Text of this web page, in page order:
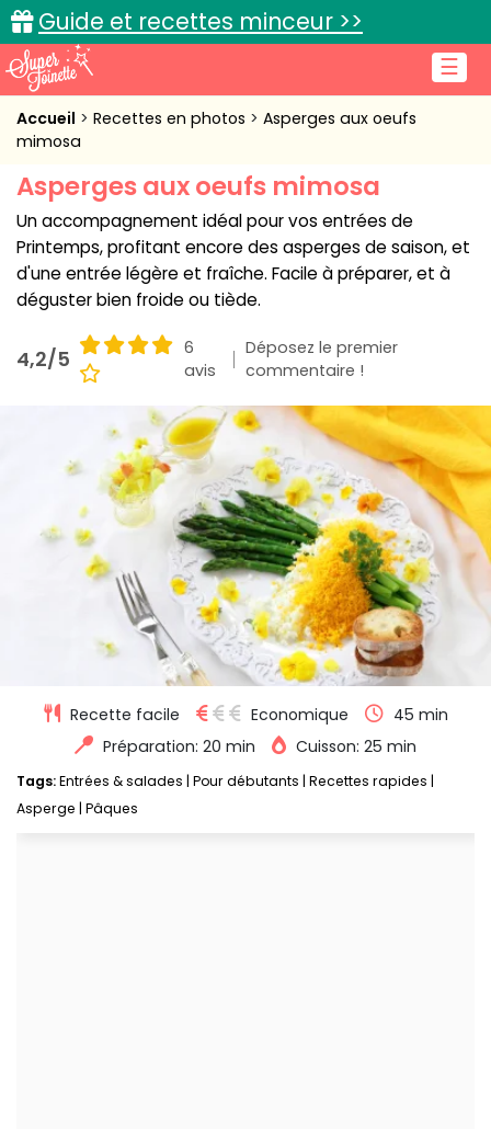
☰
Guide et recettes minceur >>
Accueil
Cuisine pratique
L'actu cuisine
Connexion
Accueil Recettes en photos
Asperges aux oeufs
mimosa
Asperges aux oeufs mimosa
Un accompagnement idéal pour vos entrées de
Printemps, profitant encore des asperges de saison, et
d'une entrée légère et fraîche. Facile à préparer, et à
déguster bien froide ou tiède.
4,2/5
6
avis
Déposez le premier
commentaire !
Recette facile Economique
45 min
Préparation: 20 min
Cuisson: 25 min
Tags:Entrées & salades Pour débutants Recettes rapides
Asperge Pâques